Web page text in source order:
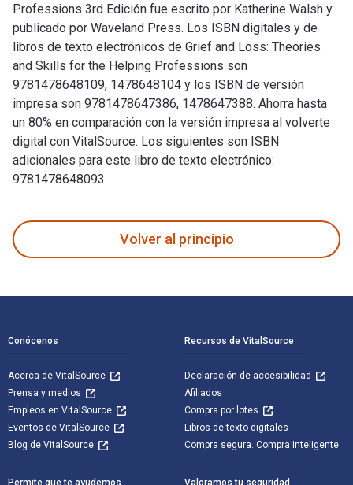
Professions 3rd Edición fue escrito por Katherine Walsh y
publicado por Waveland Press. Los ISBN digitales y de
libros de texto electrónicos de Grief and Loss: Theories
and Skills for the Helping Professions son
9781478648109, 1478648104 y los ISBN de versión
impresa son 9781478647386, 1478647388. Ahorra hasta
un 80% en comparación con la versión impresa al volverte
digital con VitalSource. Los siguientes son ISBN
adicionales para este libro de texto electrónico:
9781478648093.
Volver al principio
Conócenos
Acerca de VitalSource
Prensa y medios
Empleos en VitalSource
Eventos de VitalSource
Blog de VitalSource
Recursos de VitalSource
Declaración de accesibilidad
Afiliados
Compra por lotes
Libros de texto digitales
Compra segura. Compra inteligente
Permite que te ayudemos Valoramos tu seguridad